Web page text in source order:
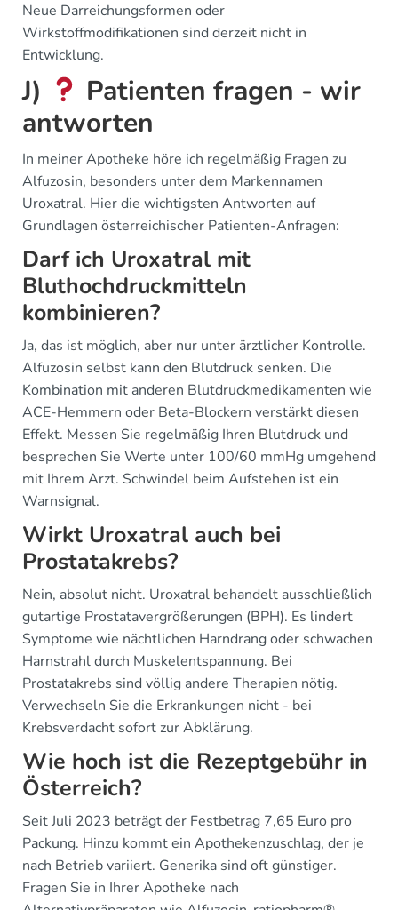
Neue Darreichungsformen oder
Wirkstoffmodifikationen sind derzeit nicht in
Entwicklung.
J)
Patienten fragen - wir
antworten
In meiner Apotheke höre ich regelmäßig Fragen zu
Alfuzosin, besonders unter dem Markennamen
Uroxatral. Hier die wichtigsten Antworten auf
Grundlagen österreichischer Patienten-Anfragen:
Darf ich Uroxatral mit
Bluthochdruckmitteln
kombinieren?
Ja, das ist möglich, aber nur unter ärztlicher Kontrolle.
Alfuzosin selbst kann den Blutdruck senken. Die
Kombination mit anderen Blutdruckmedikamenten wie
ACE-Hemmern oder Beta-Blockern verstärkt diesen
Effekt. Messen Sie regelmäßig Ihren Blutdruck und
besprechen Sie Werte unter 100/60 mmHg umgehend
mit Ihrem Arzt. Schwindel beim Aufstehen ist ein
Warnsignal.
Wirkt Uroxatral auch bei
Prostatakrebs?
Nein, absolut nicht. Uroxatral behandelt ausschließlich
gutartige Prostatavergrößerungen (BPH). Es lindert
Symptome wie nächtlichen Harndrang oder schwachen
Harnstrahl durch Muskelentspannung. Bei
Prostatakrebs sind völlig andere Therapien nötig.
Verwechseln Sie die Erkrankungen nicht - bei
Krebsverdacht sofort zur Abklärung.
Wie hoch ist die Rezeptgebühr in
Österreich?
Seit Juli 2023 beträgt der Festbetrag 7,65 Euro pro
Packung. Hinzu kommt ein Apothekenzuschlag, der je
nach Betrieb variiert. Generika sind oft günstiger.
Fragen Sie in Ihrer Apotheke nach